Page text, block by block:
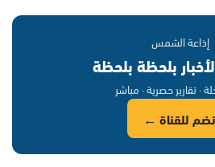
إذاعة الشمس
بلحظة بلحظة
· تقارير حصرية · مباشر
للقناة ←